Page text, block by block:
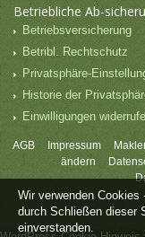
Betriebliche Ab-
Betriebsversicherung
Betribl. Rechtschutz
Privatsphäre-
Historie der
Einwilligungen
AGB Impressum
ändern
Wir verwenden
durch Schließen dieser
einverstanden.